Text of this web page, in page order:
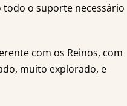
o suporte necessário
com os Reinos, com
muito explorado, e